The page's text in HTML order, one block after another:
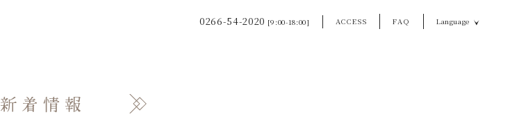
0266-54-2020 [9:00-18:00] ACCESS FAQ Language
新着情報